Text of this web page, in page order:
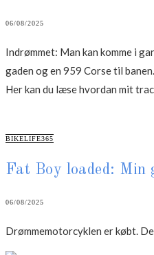
06/08/2025
Indrømmet: Man kan komme i
gaden og en 959 Corse til banen.
Her kan du læse hvordan mit
CATEGORIES
BIKELIFE365
Fat Boy loaded: Min
06/08/2025
Drømmemotorcyklen er købt.